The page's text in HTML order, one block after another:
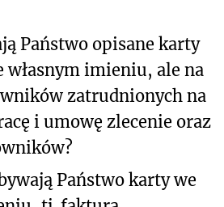
Państwo opisane karty
imieniu, ale na
zatrudnionych na
i umowę zlecenie oraz
Państwo karty we